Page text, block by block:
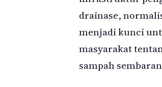
drainase,
menjadi kunci
masyarakat
sampah